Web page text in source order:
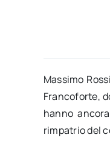
Massimo
Francoforte,
hanno
rimpatrio del